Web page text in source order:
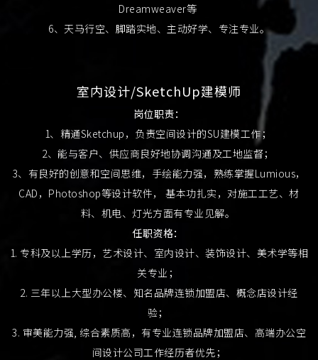
Dreamweaver等
6、天马行空、脚踏实地、主动好学、专注专业。
室内设计/SketchUp建模师
岗位职责：
1、精通Sketchup，负责空间设计的SU建模工作；
2、能与客户、供应商良好地协调沟通及工地监督；
3、有良好的创意和空间思维，手绘能力强，熟练掌握Lumious，
CAD，Photoshop等设计软件， 基本功扎实，对施工工艺、材
料、机电、灯光方面有专业见解。
任职资格：
1. 专科及以上学历，艺术设计、室内设计、装饰设计、美术学等相
关专业；
2. 三年以上大型办公楼、知名品牌连锁加盟店、概念店设计经
验；
3. 审美能力强, 综合素质高，有专业连锁品牌加盟店、高端办公空
间设计公司工作经历者优先；